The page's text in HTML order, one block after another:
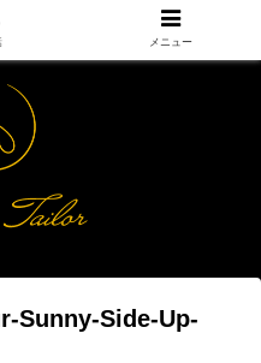
Sunny-Side-Up-
メニュー